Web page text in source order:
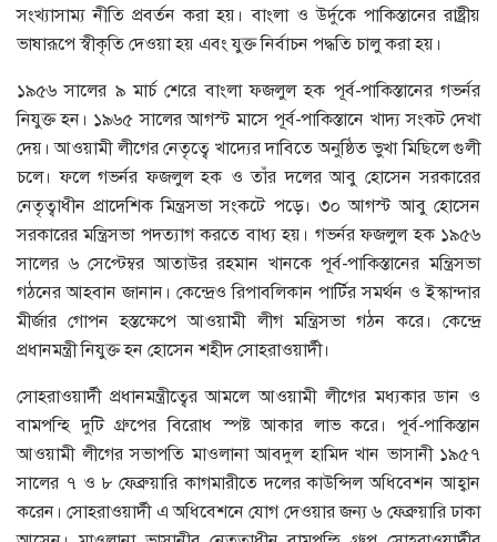
সংখ্যাসাম্য নীতি প্রবর্তন করা হয়। বাংলা ও উর্দুকে পাকিস্তানের রাষ্ট্রীয়
ভাষারূপে স্বীকৃতি দেওয়া হয় এবং যুক্ত নির্বাচন পদ্ধতি চালু করা হয়।
১৯৫৬ সালের ৯ মার্চ শেরে বাংলা ফজলুল হক পূর্ব-পাকিস্তানের গভর্নর
নিযুক্ত হন। ১৯৬৫ সালের আগস্ট মাসে পূর্ব-পাকিস্তানে খাদ্য সংকট দেখা
দেয়। আওয়ামী লীগের নেতৃত্বে খাদ্যের দাবিতে অনুষ্ঠিত ভুখা মিছিলে গুলী
চলে। ফলে গভর্নর ফজলুল হক ও তাঁর দলের আবু হোসেন সরকারের
নেতৃত্বাধীন প্রাদেশিক মিন্ত্রসভা সংকটে পড়ে। ৩০ আগস্ট আবু হোসেন
সরকারের মন্ত্রিসভা পদত্যাগ করতে বাধ্য হয়। গভর্নর ফজলুল হক ১৯৫৬
সালের ৬ সেপ্টেম্বর আতাউর রহমান খানকে পূর্ব-পাকিস্তানের মন্ত্রিসভা
গঠনের আহবান জানান। কেন্দ্রেও রিপাবলিকান পার্টির সমর্থন ও ইস্কান্দার
মীর্জার গোপন হস্তক্ষেপে আওয়ামী লীগ মন্ত্রিসভা গঠন করে। কেন্দ্রে
প্রধানমন্ত্রী নিযুক্ত হন হোসেন শহীদ সোহরাওয়ার্দী।
সোহরাওয়ার্দী প্রধানমন্ত্রীত্বের আমলে আওয়ামী লীগের মধ্যকার ডান ও
বামপন্হি দুটি গ্রুপের বিরোধ স্পষ্ট আকার লাভ করে। পূর্ব-পাকিস্তান
আওয়ামী লীগের সভাপতি মাওলানা আবদুল হামিদ খান ভাসানী ১৯৫৭
সালের ৭ ও ৮ ফেব্রুয়ারি কাগমারীতে দলের কাউন্সিল অধিবেশন আহ্বান
করেন। সোহরাওয়ার্দী এ অধিবেশনে যোগ দেওয়ার জন্য ৬ ফেব্রুয়ারি ঢাকা